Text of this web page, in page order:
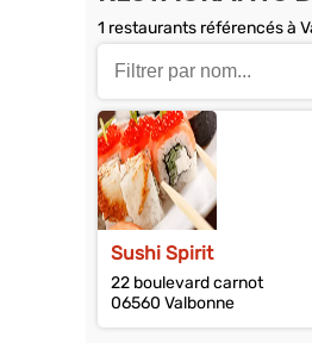
1 restaurants référencés à
Sushi Spirit
22 boulevard carnot
06560 Valbonne